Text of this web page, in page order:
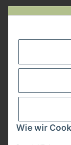
Wie wir